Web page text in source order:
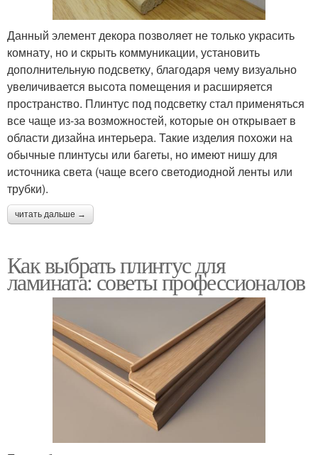
Данный элемент декора позволяет не только украсить
комнату, но и скрыть коммуникации, установить
дополнительную подсветку, благодаря чему визуально
увеличивается высота помещения и расширяется
пространство. Плинтус под подсветку стал применяться
все чаще из-за возможностей, которые он открывает в
области дизайна интерьера. Такие изделия похожи на
обычные плинтусы или багеты, но имеют нишу для
источника света (чаще всего светодиодной ленты или
трубки).
читать дальше →
Как выбрать плинтус для
ламината: советы профессионалов